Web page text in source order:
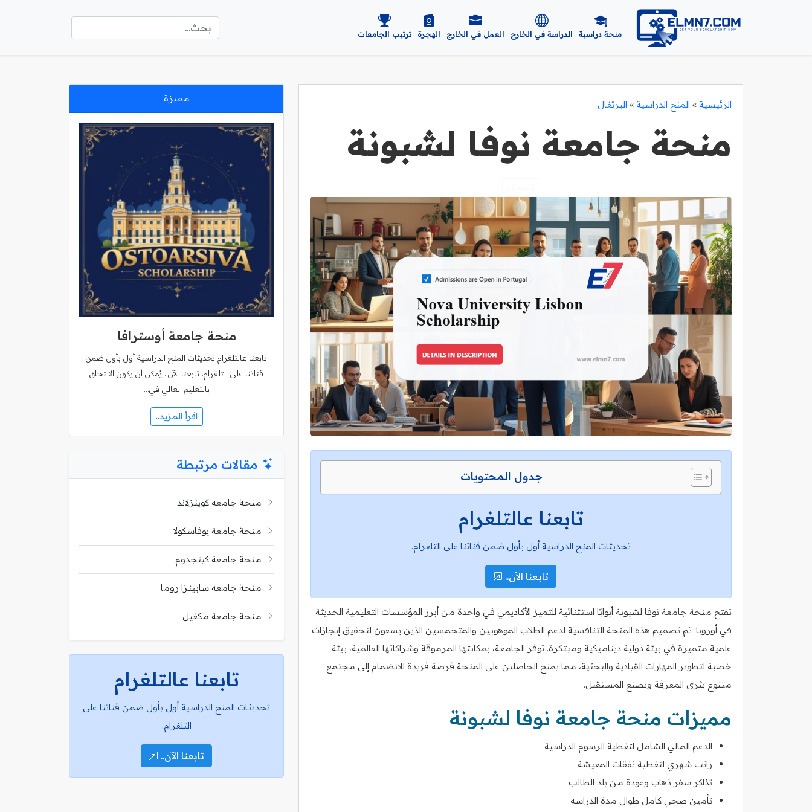
منحة دراسية الدراسة في الخارج العمل في الخارج الهجرة ترتيب الجامعات
الرئيسية » المنح الدراسية » البرتغال
منحة جامعة نوفا لشبونة
جدول المحتويات
تابعنا عالتلغرام
تحديثات المنح الدراسية أول بأول ضمن قناتنا على التلغرام.
تابعنا الآن..
تفتح منحة جامعة نوفا لشبونة أبوابًا استثنائية للتميز الأكاديمي في واحدة من أبرز المؤسسات التعليمية الحديثة
في أوروبا. تم تصميم هذه المنحة التنافسية لدعم الطلاب الموهوبين والمتحمسين الذين يسعون لتحقيق إنجازات
علمية متميزة في بيئة دولية ديناميكية ومبتكرة. توفر الجامعة، بمكانتها المرموقة وشراكاتها العالمية، بيئة
خصبة لتطوير المهارات القيادية والبحثية، مما يمنح الحاصلين على المنحة فرصة فريدة للانضمام إلى مجتمع
متنوع يثرى المعرفة ويصنع المستقبل.
مميزات منحة جامعة نوفا لشبونة
الدعم المالي الشامل لتغطية الرسوم الدراسية
راتب شهري لتغطية نفقات المعيشة
تذاكر سفر ذهاب وعودة من بلد الطالب
تأمين صحي كامل طوال مدة الدراسة
مميزة
منحة جامعة أوسترافا
تابعنا عالتلغرام تحديثات المنح الدراسية أول بأول ضمن
قناتنا على التلغرام. تابعنا الآن.. يُمكن أن يكون الالتحاق
بالتعليم العالي في…
اقرأ المزيد..
مقالات مرتبطة
منحة جامعة كوينزلاند
منحة جامعة يوفاسكولا
منحة جامعة كينجدوم
منحة جامعة سابينزا روما
منحة جامعة مكغيل
تابعنا عالتلغرام
تحديثات المنح الدراسية أول بأول ضمن قناتنا على
التلغرام.
تابعنا الآن..